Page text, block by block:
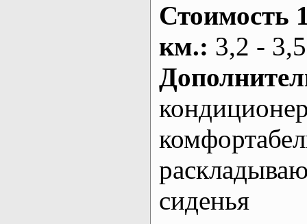
Стоимость
км.: 3,2 -
сиденья